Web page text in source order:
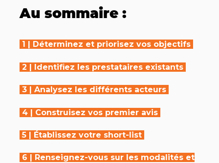
Au sommaire :
1 | Déterminez et priorisez vos objectifs
2 | Identifiez les prestataires existants
3 | Analysez les différents acteurs
4 | Construisez vos premier avis
5 | Établissez votre short-list
6 |
Renseignez-vous sur les modalités et